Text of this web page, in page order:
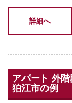
詳細へ
アパート 外
狛江市の例